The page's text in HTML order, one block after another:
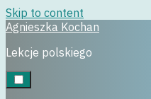
Skip to content
Agnieszka Kochan
Lekcje polskiego
klasa6